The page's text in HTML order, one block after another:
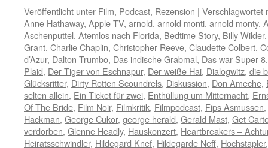
Veröffentlicht unter Film, Podcast, Rezension | Verschlagwortet
Anne Hathaway, Apple TV, arnold, arnold monti, arnold monty,
Aschenputtel, Atemlos nach Florida, Bedtime Story, Billy Wilder
Grant, Charlie Chaplin, Christopher Reeve, Claudette Colbert,
d’Azur, Dalton Trumbo, Das indische Grabmal, Das war Super 8
Plaid, Der Tiger von Eschnapur, Der weiße Hai, Dialogwitz, die
Glücksritter, Dirty Rotten Scoundrels, Diskussion, Don Ameche,
selten allein, Ein Ticket für zwei, Enthüllung um Mitternacht,
Of The Bride, Film Noir, Filmkritik, Filmpodcast, Fips Asmussen,
Hackman, George Cukor, george herald, Gerald Mast, Get
verdorben, Glenne Headly, Hauskonzert, Heartbreakers –
Heiratsschwindler, Hildegard Knef, Hildegarde Neff, Hochstapler